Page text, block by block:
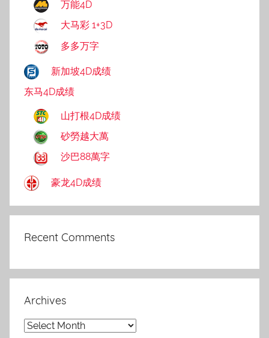
万能4D
大马彩 1+3D
多多万字
新加坡4D成绩
东马4D成绩
山打根4D成绩
砂勞越大萬
沙巴88萬字
豪龙4D成绩
Recent Comments
Archives
Archives